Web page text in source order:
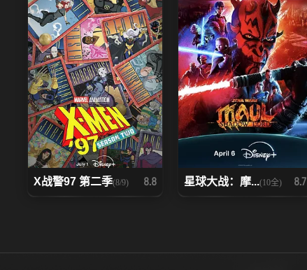
X战警97 第二季(8/9) 8.8 星球大战：摩...(10全) 8.7